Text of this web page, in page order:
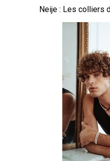
Neije : Les colliers